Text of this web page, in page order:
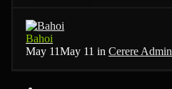
Bahoi
May 11May 11 in Cerere Admin